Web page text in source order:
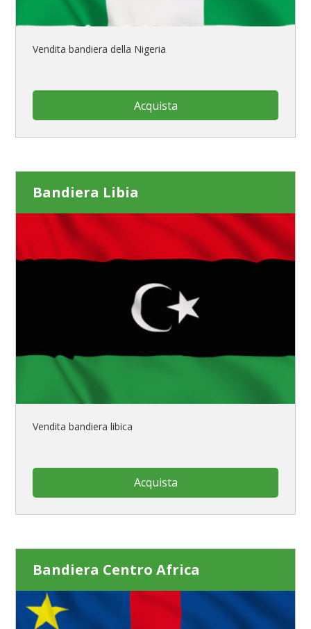
Vendita bandiera della Nigeria
Acquista
Bandiera Libia
Vendita bandiera libica
Acquista
Bandiera Centro Africa